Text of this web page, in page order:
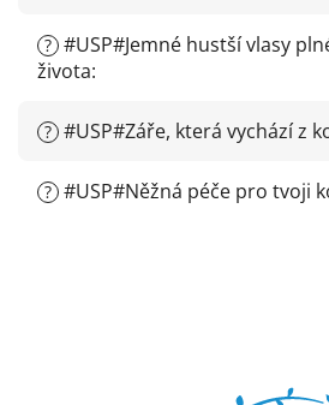
? #USP#Jemné hustší vlasy
života:
? #USP#Záře, která vychází z
? #USP#Něžná péče pro tvoji